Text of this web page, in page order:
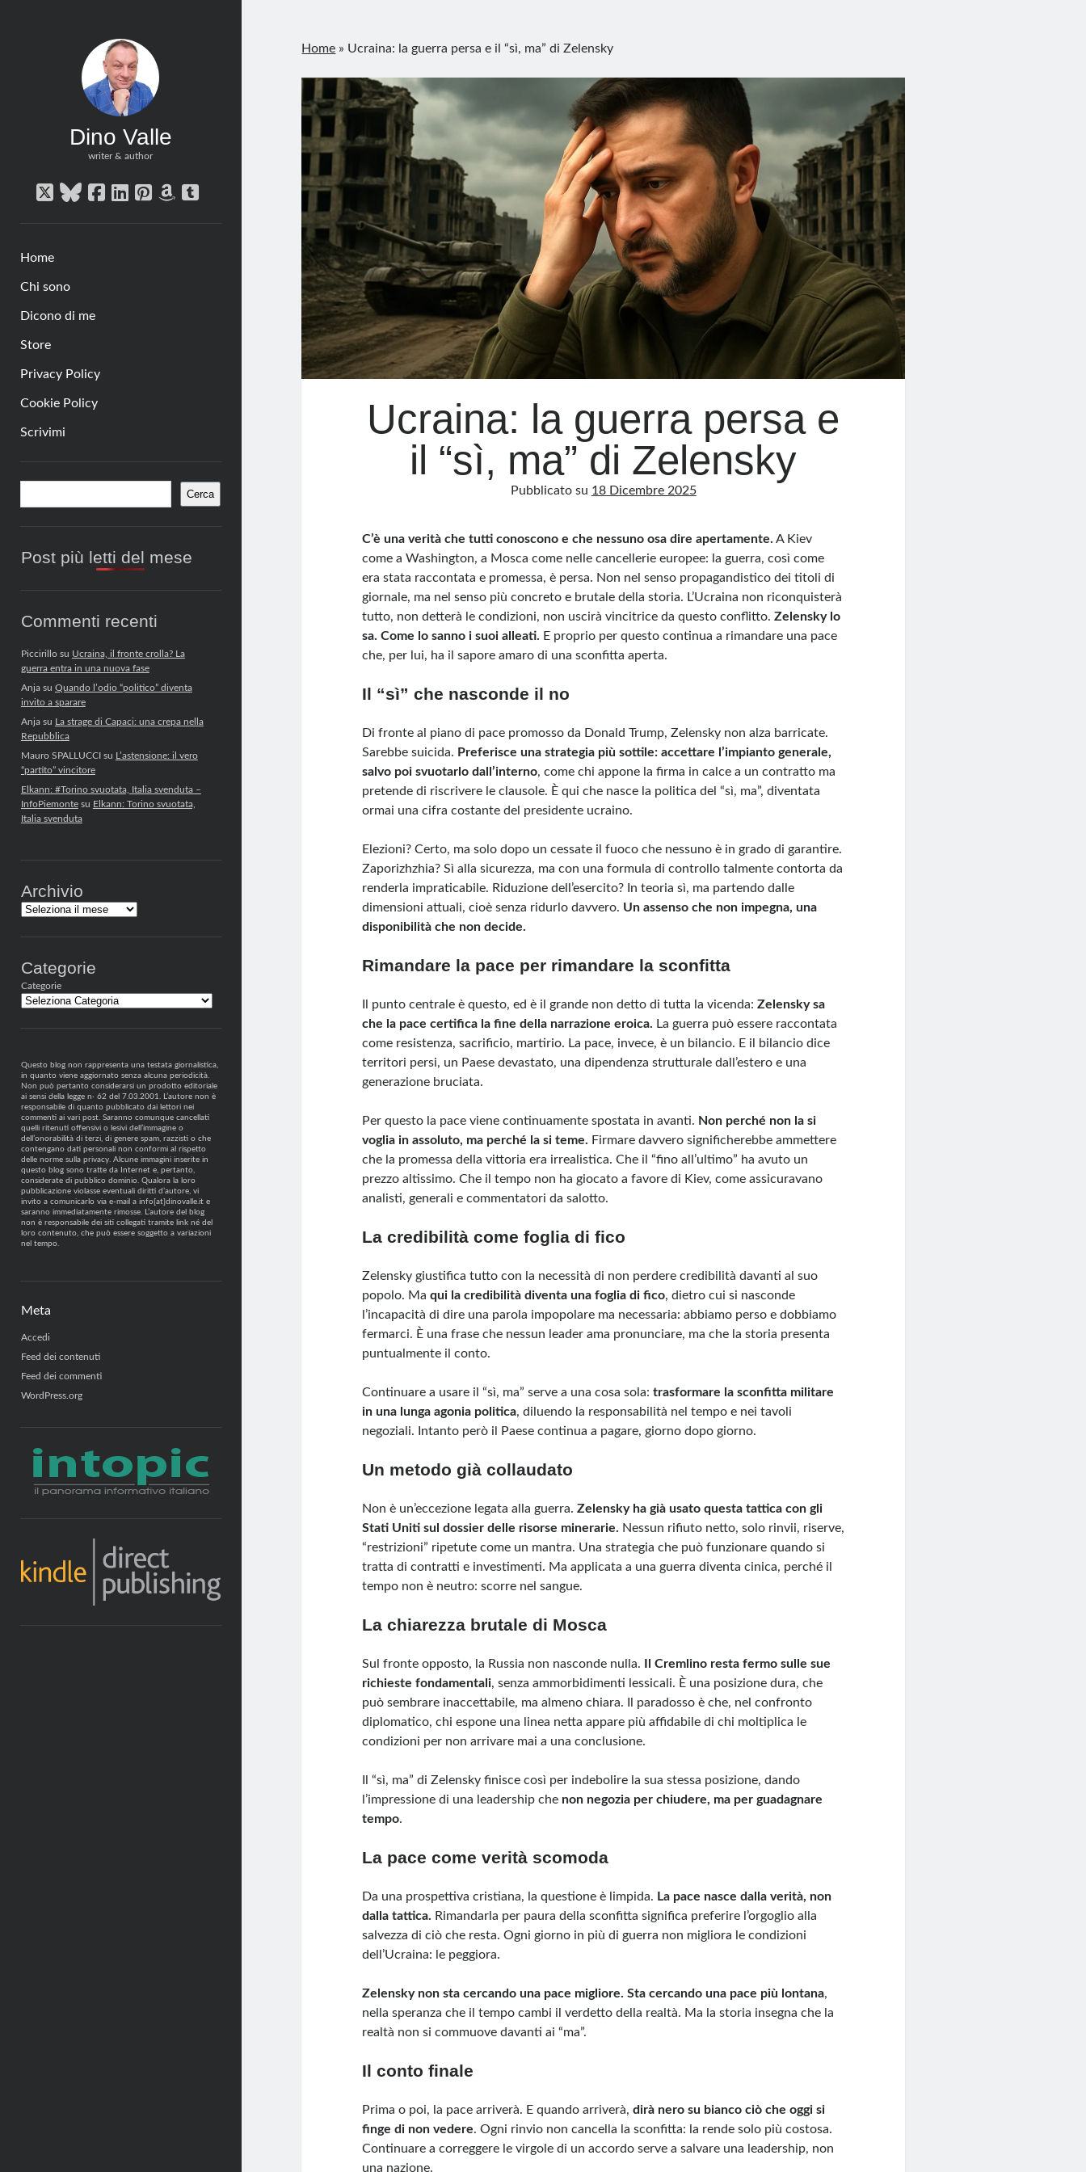
Dino Valle
writer & author
twitterbluesky
facebook
linkedin
pinterest
amazon
tumblr
Home
Chi sono
Dicono di me
Store
Privacy Policy
Cookie Policy
Scrivimi
Barra
laterale
Cerca
Post più letti del mese
Commenti recenti
Piccirillosu Ucraina, il fronte crolla? La
guerra entra in una nuova fase
Anjasu Quando l’odio “politico” diventa
invito a sparare
Anjasu La strage di Capaci: una crepa nella
Repubblica
Mauro SPALLUCCIsu L’astensione: il vero
“partito” vincitore
Elkann: #Torino svuotata, Italia svenduta –
InfoPiemontesu Elkann: Torino svuotata,
Italia svenduta
Archivio
Archivi
Categorie
Categorie
Questo blog non rappresenta una testata giornalistica,
in quanto viene aggiornato senza alcuna periodicità.
Non può pertanto considerarsi un prodotto editoriale
ai sensi della legge n· 62 del 7.03.2001. L’autore non è
responsabile di quanto pubblicato dai lettori nei
commenti ai vari post. Saranno comunque cancellati
quelli ritenuti offensivi o lesivi dell’immagine o
dell’onorabilità di terzi, di genere spam, razzisti o che
contengano dati personali non conformi al rispetto
delle norme sulla privacy. Alcune immagini inserite in
questo blog sono tratte da Internet e, pertanto,
considerate di pubblico dominio. Qualora la loro
pubblicazione violasse eventuali diritti d’autore, vi
invito a comunicarlo via e-mail a info[at]dinovalle.it e
saranno immediatamente rimosse. L’autore del blog
non è responsabile dei siti collegati tramite link né del
loro contenuto, che può essere soggetto a variazioni
nel tempo.
Meta
Accedi
Feed dei contenuti
Feed dei commenti
WordPress.org
Home » Ucraina: la guerra persa e il “sì, ma” di Zelensky
Ucraina: la guerra persa e
il “sì, ma” di Zelensky
Pubblicato su 18 Dicembre 2025
C’è una verità che tutti conoscono e che nessuno osa dire apertamente. A Kiev
come a Washington, a Mosca come nelle cancellerie europee: la guerra, così come
era stata raccontata e promessa, è persa. Non nel senso propagandistico dei titoli di
giornale, ma nel senso più concreto e brutale della storia. L’Ucraina non riconquisterà
tutto, non detterà le condizioni, non uscirà vincitrice da questo conflitto.Zelensky lo
sa. Come lo sanno i suoi alleati. E proprio per questo continua a rimandare una pace
che, per lui, ha il sapore amaro di una sconfitta aperta.
Il “sì” che nasconde il no
Di fronte al piano di pace promosso da Donald Trump, Zelensky non alza barricate.
Sarebbe suicida. Preferisce una strategia più sottile: accettare l’impianto generale,
salvo poi svuotarlo dall’interno, come chi appone la firma in calce a un contratto ma
pretende di riscrivere le clausole. È qui che nasce la politica del “sì, ma”, diventata
ormai una cifra costante del presidente ucraino.
Elezioni? Certo, ma solo dopo un cessate il fuoco che nessuno è in grado di garantire.
Zaporizhzhia? Sì alla sicurezza, ma con una formula di controllo talmente contorta da
renderla impraticabile. Riduzione dell’esercito? In teoria sì, ma partendo dalle
dimensioni attuali, cioè senza ridurlo davvero. Un assenso che non impegna, una
disponibilità che non decide.
Rimandare la pace per rimandare la sconfitta
Il punto centrale è questo, ed è il grande non detto di tutta la vicenda:Zelensky sa
che la pace certifica la fine della narrazione eroica. La guerra può essere raccontata
come resistenza, sacrificio, martirio. La pace, invece, è un bilancio. E il bilancio dice
territori persi, un Paese devastato, una dipendenza strutturale dall’estero e una
generazione bruciata.
Per questo la pace viene continuamente spostata in avanti. Non perché non la si
voglia in assoluto, ma perché la si teme. Firmare davvero significherebbe ammettere
che la promessa della vittoria era irrealistica. Che il “fino all’ultimo” ha avuto un
prezzo altissimo. Che il tempo non ha giocato a favore di Kiev, come assicuravano
analisti, generali e commentatori da salotto.
La credibilità come foglia di fico
Zelensky giustifica tutto con la necessità di non perdere credibilità davanti al suo
popolo. Maqui la credibilità diventa una foglia di fico, dietro cui si nasconde
l’incapacità di dire una parola impopolare ma necessaria: abbiamo perso e dobbiamo
fermarci. È una frase che nessun leader ama pronunciare, ma che la storia presenta
puntualmente il conto.
Continuare a usare il “sì, ma” serve a una cosa sola:trasformare la sconfitta militare
in una lunga agonia politica, diluendo la responsabilità nel tempo e nei tavoli
negoziali. Intanto però il Paese continua a pagare, giorno dopo giorno.
Un metodo già collaudato
Non è un’eccezione legata alla guerra.Zelensky ha già usato questa tattica con gli
Stati Uniti sul dossier delle risorse minerarie. Nessun rifiuto netto, solo rinvii, riserve,
“restrizioni” ripetute come un mantra. Una strategia che può funzionare quando si
tratta di contratti e investimenti. Ma applicata a una guerra diventa cinica, perché il
tempo non è neutro: scorre nel sangue.
La chiarezza brutale di Mosca
Sul fronte opposto, la Russia non nasconde nulla.
Il Cremlino resta fermo sulle sue
richieste fondamentali, senza ammorbidimenti lessicali. È una posizione dura, che
può sembrare inaccettabile, ma almeno chiara. Il paradosso è che, nel confronto
diplomatico, chi espone una linea netta appare più affidabile di chi moltiplica le
condizioni per non arrivare mai a una conclusione.
Il “sì, ma” di Zelensky finisce così per indebolire la sua stessa posizione, dando
l’impressione di una leadership che non negozia per chiudere, ma per guadagnare
tempo.
La pace come verità scomoda
Da una prospettiva cristiana, la questione è limpida. La pace nasce dalla verità, non
dalla tattica. Rimandarla per paura della sconfitta significa preferire l’orgoglio alla
salvezza di ciò che resta. Ogni giorno in più di guerra non migliora le condizioni
dell’Ucraina: le peggiora.
Zelensky non sta cercando una pace migliore. Sta cercando una pace più lontana,
nella speranza che il tempo cambi il verdetto della realtà. Ma la storia insegna che la
realtà non si commuove davanti ai “ma”.
Il conto finale
Prima o poi, la pace arriverà. E quando arriverà,dirà nero su bianco ciò che oggi si
finge di non vedere. Ogni rinvio non cancella la sconfitta: la rende solo più costosa.
Continuare a correggere le virgole di un accordo serve a salvare una leadership, non
una nazione.